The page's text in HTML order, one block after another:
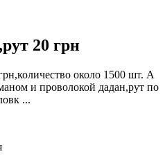
20 грн
около 1500 шт. А
и проволокой дадан,рут по
...